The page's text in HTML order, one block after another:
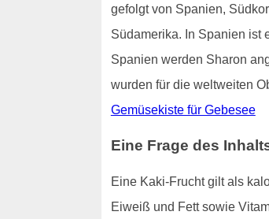
gefolgt von Spanien,
Südamerika. In Spanien ist
Spanien werden Sharon
wurden für die weltweiten
Gemüsekiste für Gebesee
Eine Frage des
Eine Kaki-Frucht gilt als
Eiweiß und Fett sowie